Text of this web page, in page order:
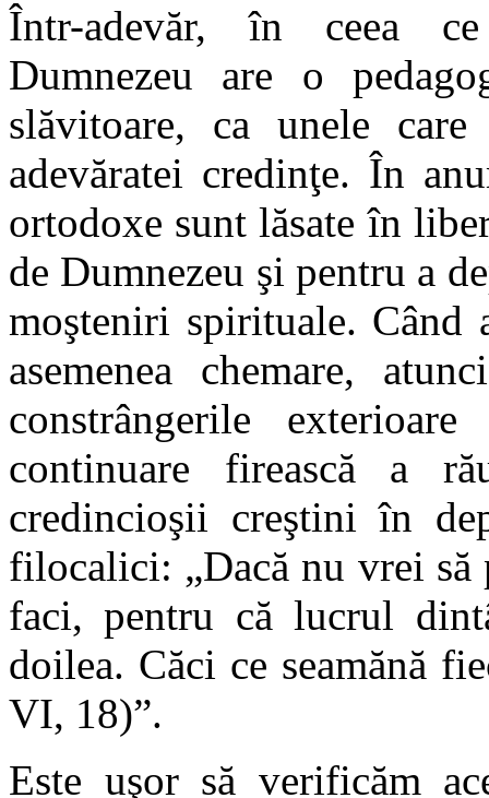
Într-adevăr, în ceea
Dumnezeu are o
slăvitoare, ca unele
adevăratei credinţe. În
ortodoxe sunt lăsate în
de Dumnezeu şi pentru a
moşteniri spirituale. Când
asemenea chemare,
constrângerile
continuare firească a
credincioşii creştini în
filocalici: „Dacă nu vrei
faci, pentru că lucrul
doilea. Căci ce seamănă
VI, 18)”.
Este uşor să verificăm